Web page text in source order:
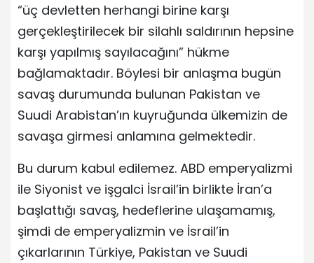
“üç devletten herhangi birine karşı
gerçekleştirilecek bir silahlı saldırının hepsine
karşı yapılmış sayılacağını” hükme
bağlamaktadır. Böylesi bir anlaşma bugün
savaş durumunda bulunan Pakistan ve
Suudi Arabistan’ın kuyruğunda ülkemizin de
savaşa girmesi anlamına gelmektedir.
Bu durum kabul edilemez. ABD emperyalizmi
ile Siyonist ve işgalci İsrail’in birlikte İran’a
başlattığı savaş, hedeflerine ulaşamamış,
şimdi de emperyalizmin ve İsrail’in
çıkarlarının Türkiye, Pakistan ve Suudi